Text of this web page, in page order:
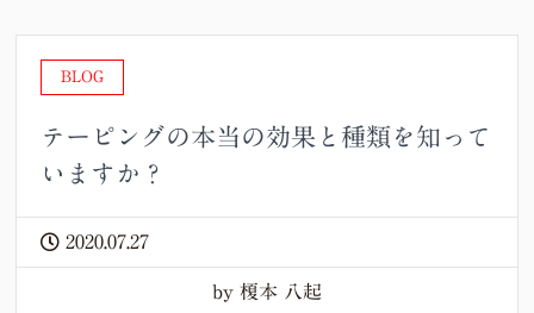
BLOG
テーピングの本当の効果と種類を知って
いますか？
2020.07.27
by 榎本 八起